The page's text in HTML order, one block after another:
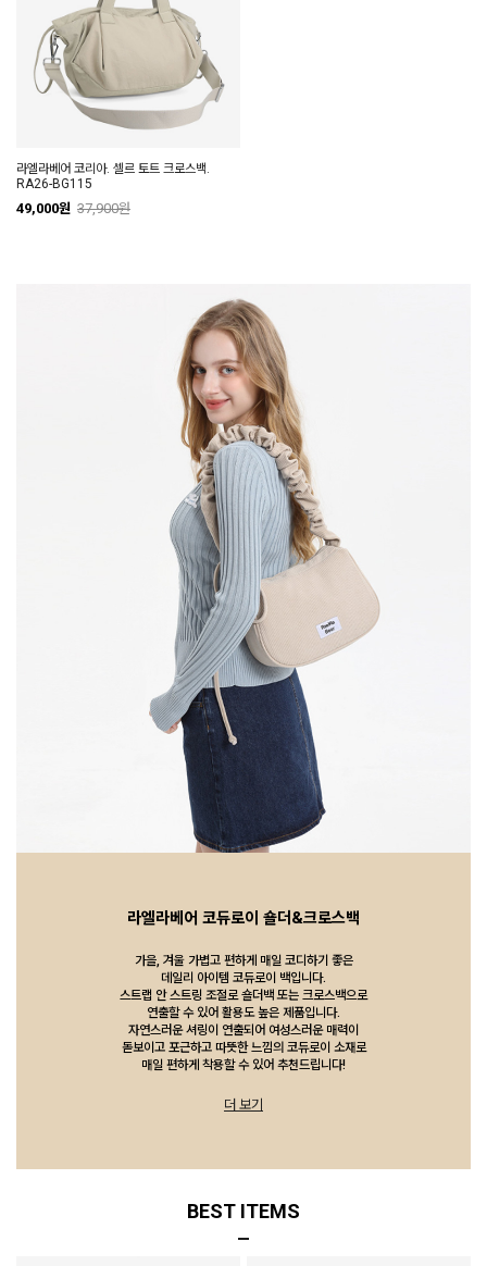
라엘라베어 코리아. 셀르 토트 크로스백.
RA26-BG115
49,000원 37,900원
라엘라베어 코듀로이 숄더&크로스백
가을, 겨울 가볍고 편하게 매일 코디하기 좋은
데일리 아이템 코듀로이 백입니다.
스트랩 안 스트링 조절로 숄더백 또는 크로스백으로
연출할 수 있어 활용도 높은 제품입니다.
자연스러운 셔링이 연출되어 여성스러운 매력이
돋보이고 포근하고 따뜻한 느낌의 코듀로이 소재로
매일 편하게 착용할 수 있어 추천드립니다!
더 보기
BEST ITEMS